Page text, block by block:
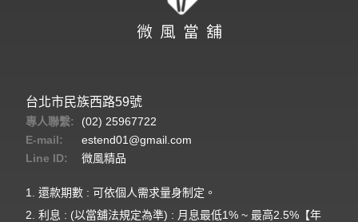
台北市民族西路59號
專人聯繫:
(02) 25967722
E-mail:
estend01@gmail.com
Line ID:
微風精品
還款期數 : 可依個人需求量身制定。
利息 : (以當舖法規定為準) : 月息最低1% ~ 最高2.5%【年